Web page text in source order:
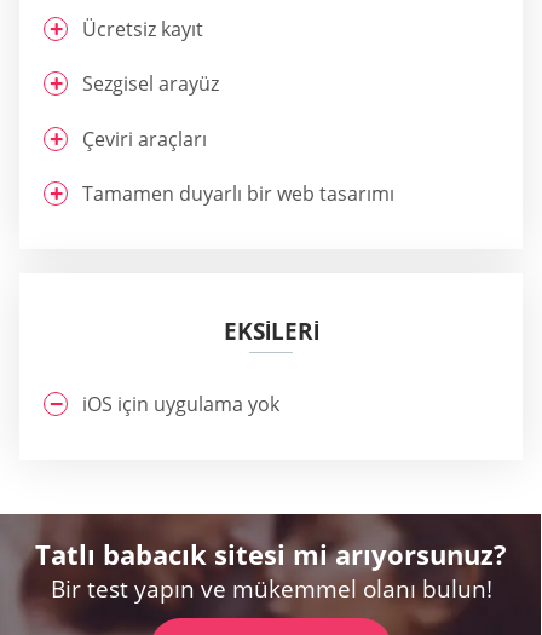
Ücretsiz kayıt
Sezgisel arayüz
Çeviri araçları
Tamamen duyarlı bir web tasarımı
EKSİLERİ
iOS için uygulama yok
Tatlı babacık sitesi mi arıyorsunuz?
Bir test yapın ve mükemmel olanı bulun!